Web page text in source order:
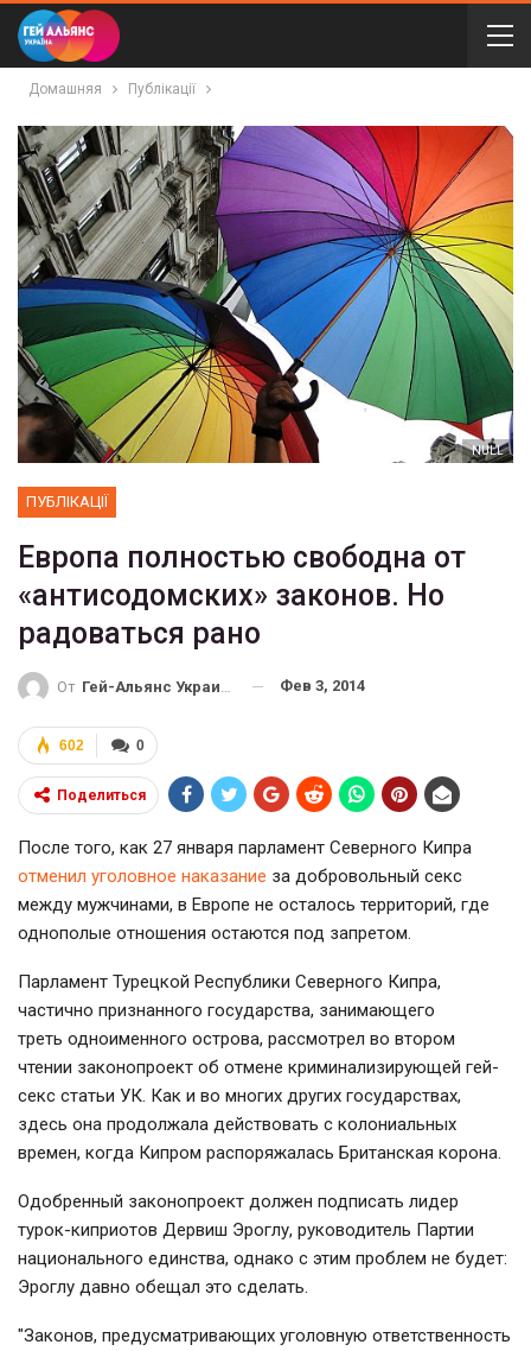
Домашняя Публікації
NULL
ПУБЛІКАЦІЇ
Европа полностью свободна от
«антиcодомских» законов. Но
радоваться рано
От Гей-Альянс Украина Фев 3, 2014
0
602
Поделиться
После того, как 27 января парламент Северного Кипра
отменил уголовное наказание за добровольный секс
между мужчинами, в Европе не осталось территорий, где
однополые отношения остаются под запретом.
Парламент Турецкой Республики Северного Кипра,
частично признанного государства, занимающего
треть одноименного острова, рассмотрел во втором
чтении законопроект об отмене криминализирующей гей-
секс статьи УК. Как и во многих других государствах,
здесь она продолжала действовать с колониальных
времен, когда Кипром распоряжалась Британская корона.
Одобренный законопроект должен подписать лидер
турок-киприотов Дервиш Эроглу, руководитель Партии
национального единства, однако с этим проблем не будет:
Эроглу давно обещал это сделать.
"Законов, предусматривающих уголовную ответственность